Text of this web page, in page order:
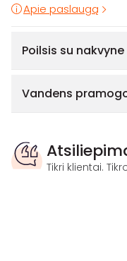
Apie paslaugą
Poilsis su nakvyne
Vandens
Tikri klientai.